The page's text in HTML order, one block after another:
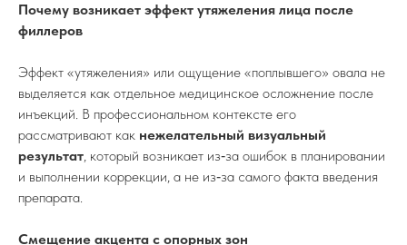
Почему возникает эффект утяжеления лица после
филлеров
Эффект «утяжеления» или ощущение «поплывшего» овала не
выделяется как отдельное медицинское осложнение после
инъекций. В профессиональном контексте его
рассматривают как нежелательный визуальный
результат, который возникает из‑за ошибок в планировании
и выполнении коррекции, а не из‑за самого факта введения
препарата.
Смещение акцента с опорных зон